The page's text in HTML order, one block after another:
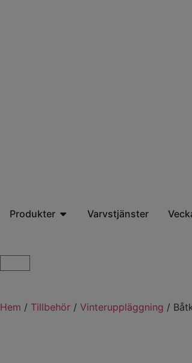
Produkter Varvstjänster
Hem / Tillbehör / Vinteruppläggning /